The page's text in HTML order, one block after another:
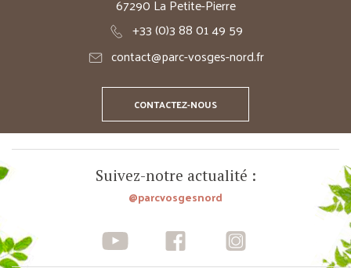
67290 La Petite-Pierre
+33 (0)3 88 01 49 59
contact@parc-vosges-nord.fr
CONTACTEZ-NOUS
Suivez-notre actualité :
@parcvosgesnord